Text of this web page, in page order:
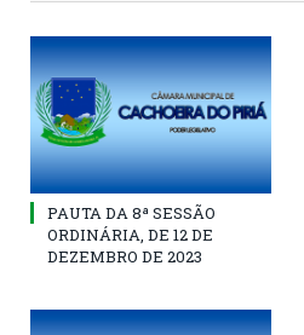
PAUTA DA 8ª SESSÃO
ORDINÁRIA, DE 12 DE
DEZEMBRO DE 2023